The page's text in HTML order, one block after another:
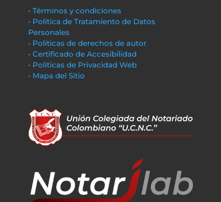
• Términos y condiciones
• Política de Tratamiento de Datos
Personales
• Políticas de derechos de autor
• Certificado de Accesibilidad
• Políticas de Privacidad Web
• Mapa del Sitio